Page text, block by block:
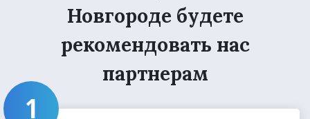
Новгороде будете
рекомендовать нас
партнерам